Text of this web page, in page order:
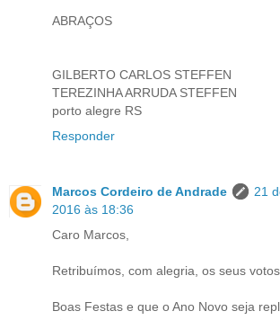
ABRAÇOS
GILBERTO CARLOS STEFFEN
TEREZINHA ARRUDA STEFFEN
porto alegre RS
Responder
Marcos Cordeiro de Andrade
21
2016 às 18:36
Caro Marcos,
Retribuímos, com alegria, os seus votos.
Boas Festas e que o Ano Novo seja